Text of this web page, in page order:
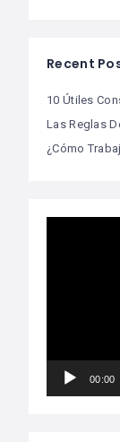
Recent
10 Útiles
Las Reglas
¿Cómo
00:00